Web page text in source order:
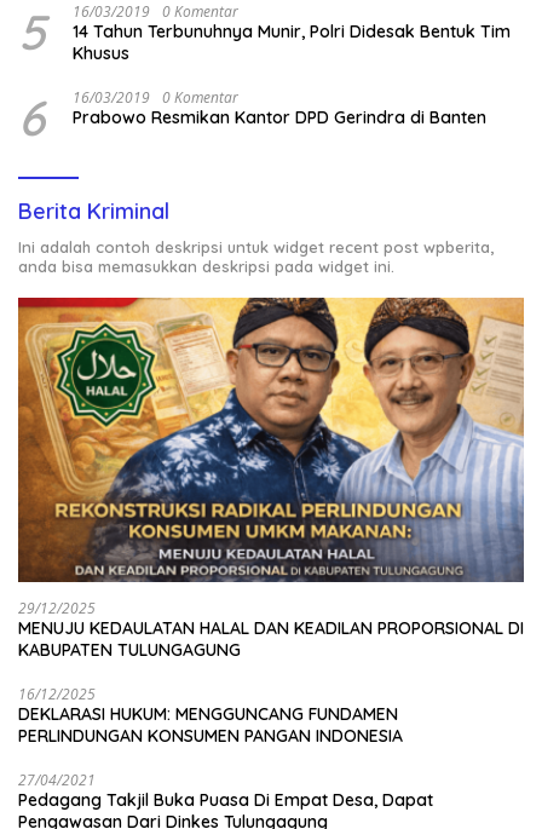
5 16/03/2019 0 Komentar
14 Tahun Terbunuhnya Munir, Polri Didesak Bentuk Tim
Khusus
6 16/03/2019 0 Komentar
Prabowo Resmikan Kantor DPD Gerindra di Banten
Berita Kriminal
Ini adalah contoh deskripsi untuk widget recent post wpberita,
anda bisa memasukkan deskripsi pada widget ini.
29/12/2025
MENUJU KEDAULATAN HALAL DAN KEADILAN PROPORSIONAL DI
KABUPATEN TULUNGAGUNG
16/12/2025
DEKLARASI HUKUM: MENGGUNCANG FUNDAMEN
PERLINDUNGAN KONSUMEN PANGAN INDONESIA
27/04/2021
Pedagang Takjil Buka Puasa Di Empat Desa, Dapat
Pengawasan Dari Dinkes Tulungagung